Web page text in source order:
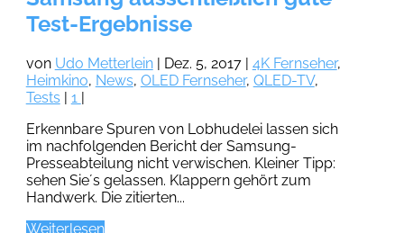
Test-Ergebnisse
von Udo Metterlein| Dez. 5, 2017| 4K Fernseher,
Heimkino, News, OLED Fernseher, QLED-TV,
Tests | 1 |
Erkennbare Spuren von Lobhudelei lassen sich
im nachfolgenden Bericht der Samsung-
Presseabteilung nicht verwischen. Kleiner Tipp:
sehen Sie´s gelassen. Klappern gehört zum
Handwerk. Die zitierten...
Weiterlesen